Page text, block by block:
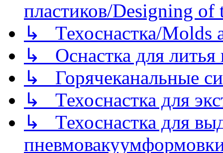
пластиков/Designing of
↳ Техоснастка/Molds
↳ Оснастка для литья
↳ Горячеканальные
↳ Техоснастка для
↳ Техоснастка для